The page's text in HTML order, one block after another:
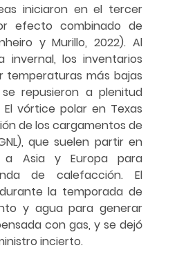
iniciaron en el tercer
efecto combinado de
y Murillo, 2022). Al
invernal, los inventarios
temperaturas más bajas
repusieron a plenitud
vórtice polar en Texas
de los cargamentos de
que suelen partir en
a Asia y Europa para
de calefacción. El
la temporada de
y agua para generar
con gas, y se dejó
incierto.